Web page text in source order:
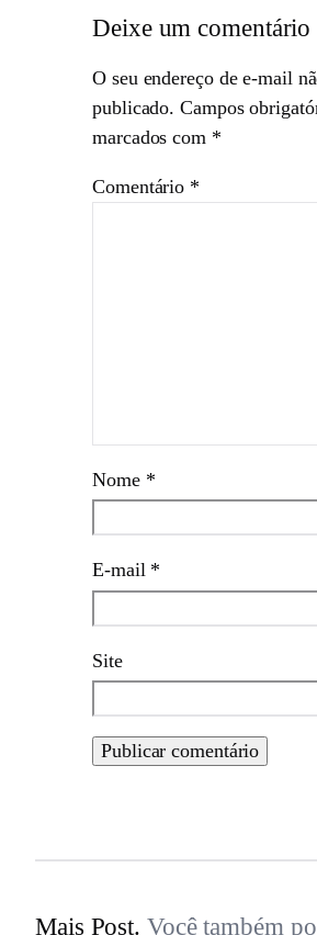
Deixe um comentário
O seu endereço de e-mail
publicado. Campos
marcados com *
Comentário *
Nome *
E-mail *
Site
Mais Post. Você também